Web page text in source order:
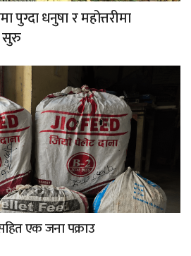
पुग्दा धनुषा र महोत्तरीमा
सुरु
एक जना पक्राउ